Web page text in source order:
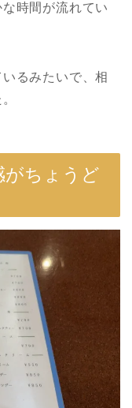
時間が流れてい
るみたいで、相
がちょうど